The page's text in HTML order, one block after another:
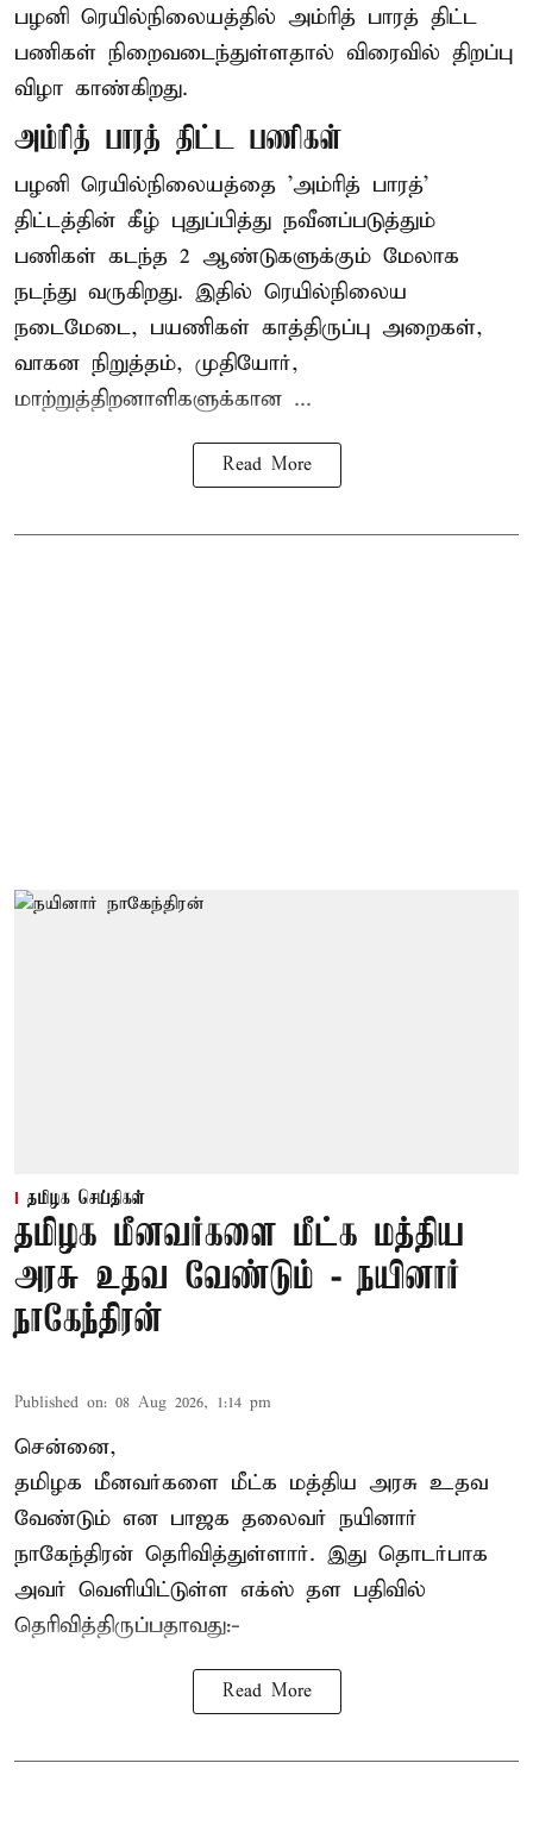
பழனி ரெயில்நிலையத்தில் அம்ரித் பாரத் திட்ட
பணிகள் நிறைவடைந்துள்ளதால் விரைவில் திறப்பு
விழா காண்கிறது.
அம்ரித் பாரத் திட்ட பணிகள்
பழனி ரெயில்நிலையத்தை 'அம்ரித் பாரத்'
திட்டத்தின் கீழ் புதுப்பித்து நவீனப்படுத்தும்
பணிகள் கடந்த 2 ஆண்டுகளுக்கும் மேலாக
நடந்து வருகிறது. இதில் ரெயில்நிலைய
நடைமேடை, பயணிகள் காத்திருப்பு அறைகள்,
வாகன நிறுத்தம், முதியோர்,
மாற்றுத்திறனாளிகளுக்கான ...
Read More
தமிழக செய்திகள்
தமிழக மீனவர்களை மீட்க மத்திய
அரசு உதவ வேண்டும் - நயினார்
நாகேந்திரன்
Published on: 08 Aug 2026, 1:14 pm
சென்னை,
தமிழக மீனவர்களை மீட்க மத்திய அரசு உதவ
வேண்டும் என பாஜக தலைவர் நயினார்
நாகேந்திரன் தெரிவித்துள்ளார். இது தொடர்பாக
அவர் வெளியிட்டுள்ள எக்ஸ் தள பதிவில்
தெரிவித்திருப்பதாவது:-
Read More